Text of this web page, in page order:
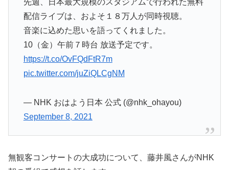
先週、日本最大規模のスタジアムで行われた無料
配信ライブは、およそ１８万人が同時視聴。
音楽に込めた思いを語ってくれました。
10（金）午前７時台 放送予定です。
https://t.co/OvFQdFtR7m
pic.twitter.com/juZiQLCgNM
— NHK おはよう日本 公式 (@nhk_ohayou)
September 8, 2021
無観客コンサートの大成功について、藤井風さんがNHK